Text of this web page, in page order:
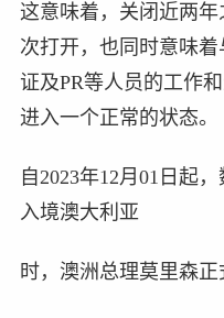
这意味着，关闭近两
次打开，也同时意味
证及PR等人员的工作
进入一个正常的状态。
自2023年12月01日起
入境澳大利亚
时，澳洲总理莫里森正